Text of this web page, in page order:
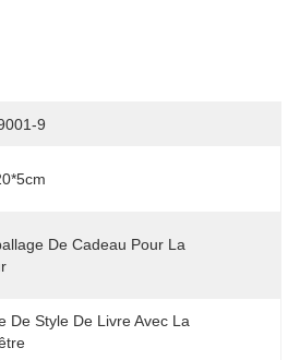
9
De Cadeau Pour La
De Style De Livre Avec La